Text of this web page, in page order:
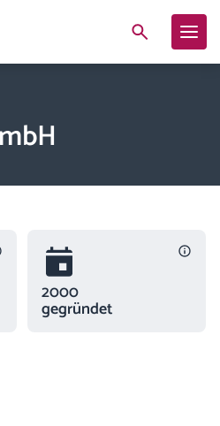
2000
gegründet